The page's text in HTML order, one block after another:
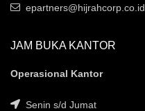
epartners@hijrahcorp.co.id
JAM BUKA KANTOR
Operasional Kantor
Senin s/d Jumat